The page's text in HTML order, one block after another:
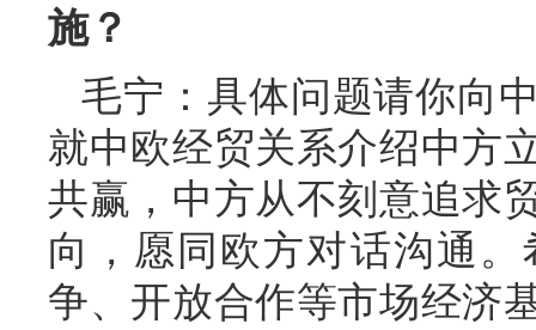
施？
毛宁：具体问题请你向
就中欧经贸关系介绍中方
共赢，中方从不刻意追求
向，愿同欧方对话沟通
争、开放合作等市场经济